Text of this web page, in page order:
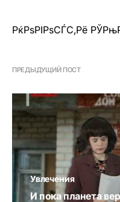
РќРѕРІРѕСЃС‚Рё
ПРЕДЫДУЩИЙ ПОСТ
Увлечения
И пока планета